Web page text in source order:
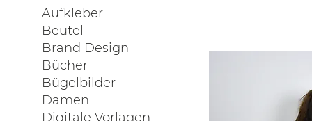
Aufkleber
Beutel
Brand Design
Bücher
Bügelbilder
Damen
Digitale Vorlagen